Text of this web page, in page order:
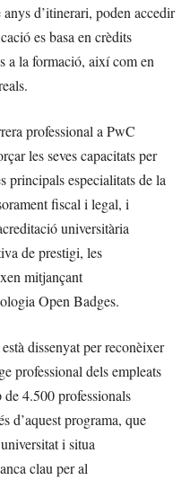
d’itinerari, poden accedir
es basa en crèdits
a la formació, així com en
professional a PwC
les seves capacitats per
principals especialitats de la
fiscal i legal, i
universitària
de prestigi, les
mitjançant
Open Badges.
dissenyat per reconèixer
professional dels empleats
4.500 professionals
d’aquest programa, que
i situa
clau per al